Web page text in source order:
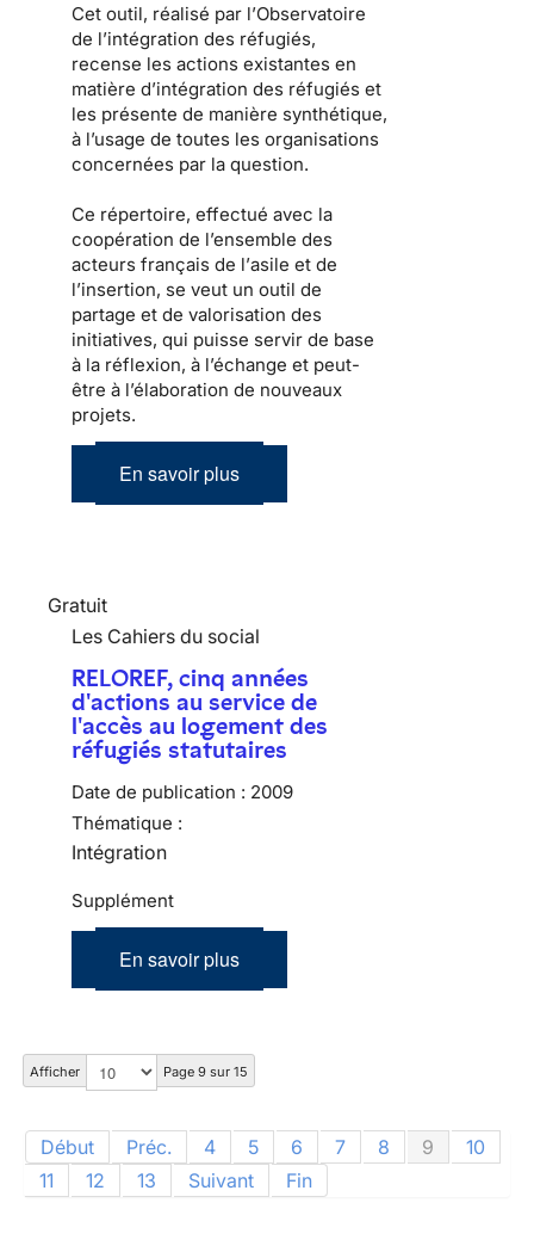
Cet outil, réalisé par l’Observatoire
de l’intégration des réfugiés,
recense les actions existantes en
matière d’intégration des réfugiés et
les présente de manière synthétique,
à l’usage de toutes les organisations
concernées par la question.
Ce répertoire, effectué avec la
coopération de l’ensemble des
acteurs français de l’asile et de
l’insertion, se veut un outil de
partage et de valorisation des
initiatives, qui puisse servir de base
à la réflexion, à l’échange et peut-
être à l’élaboration de nouveaux
projets.
En savoir plus
Gratuit
Les Cahiers du social
RELOREF, cinq années
d'actions au service de
l'accès au logement des
réfugiés statutaires
Date de publication : 2009
Thématique :
Intégration
Supplément
En savoir plus
Afficher Page 9 sur 15
Début Préc. 4 5 6 7 8 9
10
11
12 13 Suivant Fin